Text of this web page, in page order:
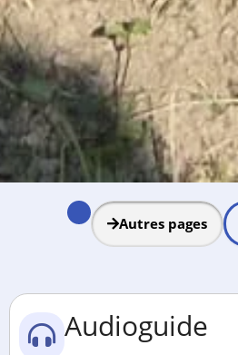
Autres pages
Audioguide